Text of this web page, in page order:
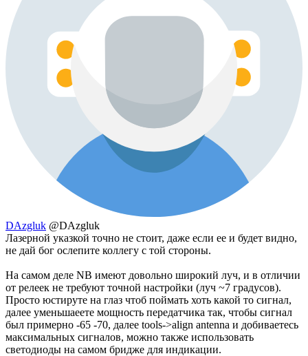
DAzgluk @DAzgluk
Лазерной указкой точно не стоит, даже если ее и будет видно,
не дай бог ослепите коллегу с той стороны.
На самом деле NB имеют довольно широкий луч, и в отличии
от релеек не требуют точной настройки (луч ~7 градусов).
Просто юстируте на глаз чтоб поймать хоть какой то сигнал,
далее уменьшаеете мощность передатчика так, чтобы сигнал
был примерно -65 -70, далее tools->align antenna и добиваетесь
максимальных сигналов, можно также использовать
светодиоды на самом бридже для индикации.